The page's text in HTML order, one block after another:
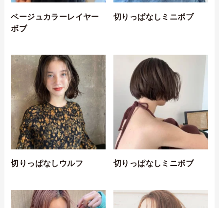
ベージュカラーレイヤー
ボブ
切りっぱなしミニボブ
切りっぱなしウルフ 切りっぱなしミニボブ